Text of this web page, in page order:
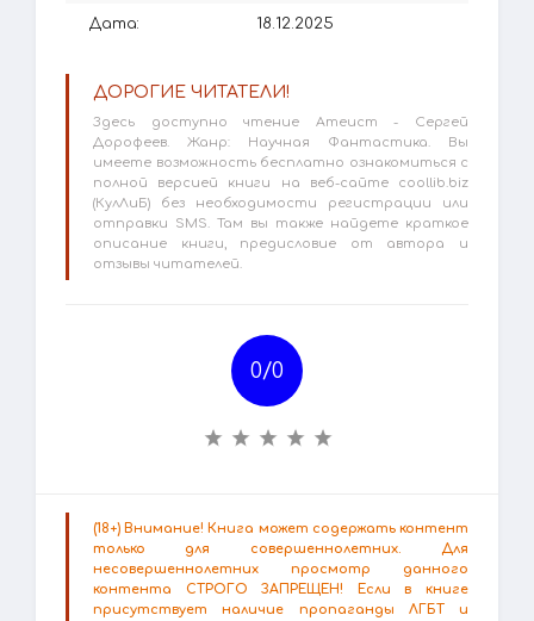
Дата: 18.12.2025
ДОРОГИЕ ЧИТАТЕЛИ!
Здесь доступно чтение Атеист - Сергей
Дорофеев. Жанр: Научная Фантастика. Вы
имеете возможность бесплатно ознакомиться с
полной версией книги на веб-сайте coollib.biz
(КулЛиБ) без необходимости регистрации или
отправки SMS. Там вы также найдете краткое
описание книги, предисловие от автора и
отзывы читателей.
0/0
(18+) Внимание! Книга может содержать контент
только для совершеннолетних. Для
несовершеннолетних просмотр данного
контента СТРОГО ЗАПРЕЩЕН! Если в книге
присутствует наличие пропаганды ЛГБТ и